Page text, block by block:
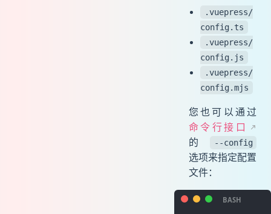
.vuepress/
config.ts
.vuepress/
config.js
.vuepress/
config.mjs
您也可以通过
命令行接口
的
--config
选项来指定配置
文件：